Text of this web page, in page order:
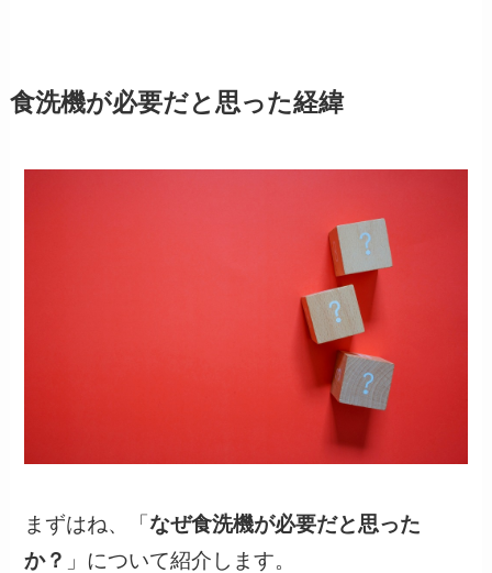
食洗機が必要だと思った経緯
まずはね、「なぜ食洗機が必要だと思った
か？ 」について紹介します。